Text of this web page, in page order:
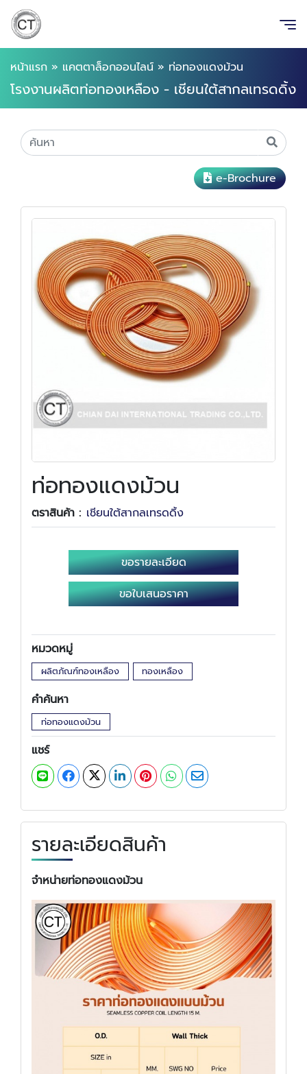
หน้าแรก » แคตตาล็อกออนไลน์ » ท่อทองแดงม้วน
โรงงานผลิตท่อทองเหลือง - เชียนใต้สากลเทรดดิ้ง
e-Brochure
ท่อทองแดงม้วน
ตราสินค้า : เชียนใต้สากลเทรดดิ้ง
ขอรายละเอียด
ขอใบเสนอราคา
หมวดหมู่
ผลิตภัณฑ์ทองเหลือง ทองเหลือง
คำค้นหา
ท่อทองแดงม้วน
แชร์
รายละเอียดสินค้า
จำหน่ายท่อทองแดงม้วน